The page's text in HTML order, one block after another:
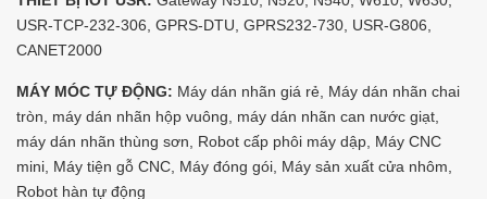
USR-TCP-232-306, GPRS-DTU, GPRS232-730, USR-G806,
CANET2000
MÁY MÓC TỰ ĐỘNG: Máy dán nhãn giá rẻ, Máy dán nhãn chai
tròn, máy dán nhãn hộp vuông, máy dán nhãn can nước giạt,
máy dán nhãn thùng sơn, Robot cấp phôi máy dập, Máy CNC
mini, Máy tiện gỗ CNC, Máy đóng gói, Máy sản xuất cửa nhôm,
Robot hàn tự động